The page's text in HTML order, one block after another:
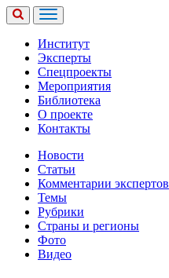
Институт
Эксперты
Спецпроекты
Мероприятия
Библиотека
О проекте
Контакты
Новости
Статьи
Комментарии экспертов
Темы
Рубрики
Страны и регионы
Фото
Видео